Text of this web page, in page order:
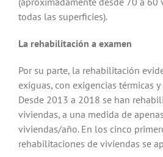
todas las superficies).
La rehabilitación a examen
Por su parte, la rehabilitación
exiguas, con exigencias térmicas y
Desde 2013 a 2018 se han
viviendas, a una medida de
viviendas/año. En los cinco
rehabilitaciones de viviendas se